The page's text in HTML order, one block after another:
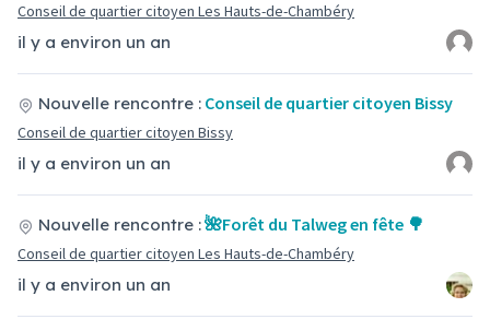
il y a environ un an
Conseil de quartier citoyen Les Hauts-de-Chambéry
il y a environ un an
Nouvelle rencontre : Conseil de quartier citoyen Bissy
Conseil de quartier citoyen Bissy
il y a environ un an
Nouvelle rencontre :🌺Forêt du Talweg en fête 🌳
Conseil de quartier citoyen Les Hauts-de-Chambéry